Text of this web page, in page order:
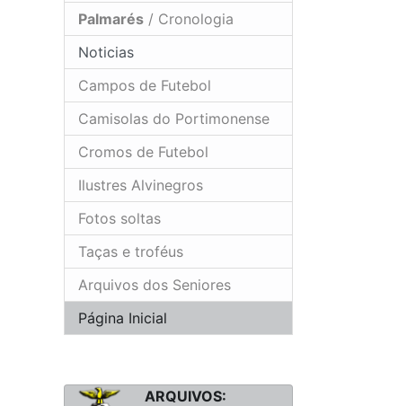
Palmarés / Cronologia
Noticias
Campos de Futebol
Camisolas do Portimonense
Cromos de Futebol
Ilustres Alvinegros
Fotos soltas
Taças e troféus
Arquivos dos Seniores
Página Inicial
ARQUIVOS: